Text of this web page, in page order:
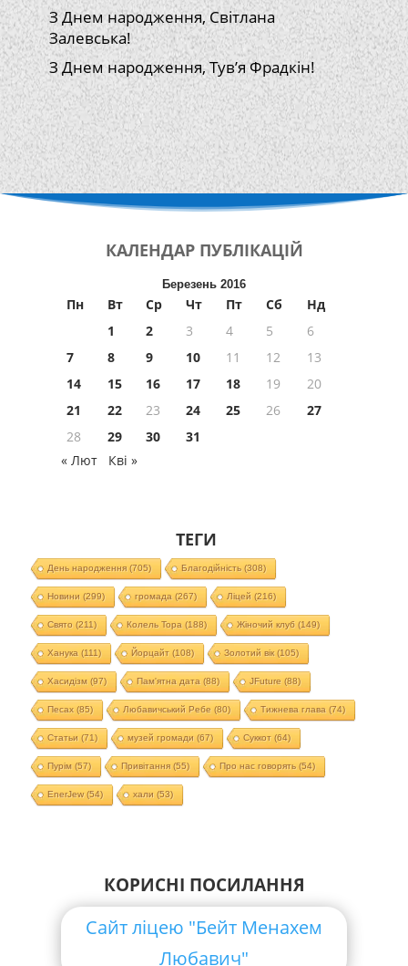
З Днем народження, Світлана
Залевська!
З Днем народження, Тув’я Фрадкін!
КАЛЕНДАР ПУБЛІКАЦІЙ
Березень 2016
Пн Вт Ср Чт Пт Сб
Нд
1
2 3 4 5
6
7
8 9 10 11 12
13
14
15 16 17 18 19
20
21
22 23 24 25 26
27
28
29 30
31
« Лют
Кві »
ТЕГИ
День народження(705) Благодійність(308)
Новини (299) громада (267) Ліцей (216)
Свято (211) Колель Тора (188) Жіночий клуб (149)
Ханука (111) Йорцайт (108) Золотий вік(105)
Хасидізм (97) Пам'ятна дата (88) JFuture (88)
Песах(85) Любавичський Ребе (80) Тижнева глава (74)
Статьи (71) музей громади (67) Суккот (64)
Пурім (57) Привітання(55) Про нас говорять(54)
EnerJew(54) хали (53)
КОРИСНІ ПОСИЛАННЯ
Сайт ліцею "Бейт Менахем
Любавич"